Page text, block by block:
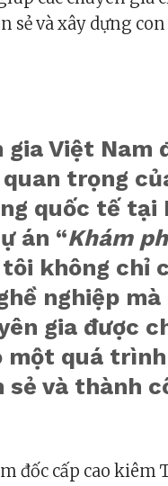
sẻ và xây dựng
gia Việt Nam
trọng
quốc tế tại
án “Khám
không chỉ
nghiệp mà
gia được
một quá
sẻ và thành
đốc cấp cao kiêm